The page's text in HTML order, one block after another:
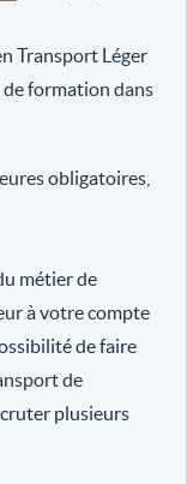
Transport Léger
de formation dans
obligatoires,
métier de
à votre compte
de faire
de
plusieurs